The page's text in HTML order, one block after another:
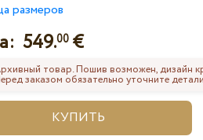
размеров
549.00 €
товар. Пошив возможен, дизайн
заказом обязательно уточните